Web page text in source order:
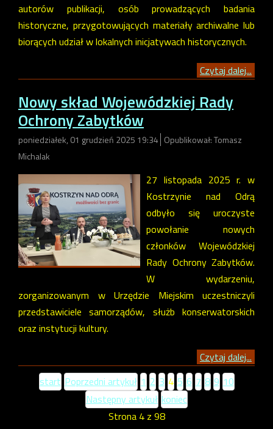
autorów publikacji, osób prowadzących badania
historyczne, przygotowujących materiały archiwalne lub
biorących udział w lokalnych inicjatywach historycznych.
Czytaj dalej...
Nowy skład Wojewódzkiej Rady
Ochrony Zabytków
poniedziałek, 01 grudzień 2025 19:34 Opublikował: Tomasz
Michalak
27 listopada 2025 r. w
Kostrzynie nad Odrą
odbyło się uroczyste
powołanie nowych
członków Wojewódzkiej
Rady Ochrony Zabytków.
W wydarzeniu,
zorganizowanym w Urzędzie Miejskim uczestniczyli
przedstawiciele samorządów, służb konserwatorskich
oraz instytucji kultury.
Czytaj dalej...
start Poprzedni artykuł 1 2 3 4 5 6 7 8 9 10
Następny artykuł koniec
Strona 4 z 98